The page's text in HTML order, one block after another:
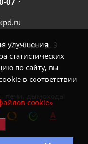
улучшения
статистических
по сайту, вы
в соответствии
cookie»
Слободы, д. 9
печи, дымоходы